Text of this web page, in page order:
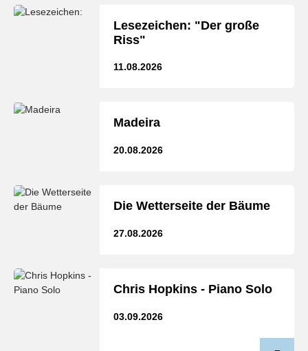
Lesezeichen: "Der große
Riss"
11.08.2026
Madeira
20.08.2026
Die Wetterseite der Bäume
27.08.2026
Chris Hopkins - Piano Solo
03.09.2026